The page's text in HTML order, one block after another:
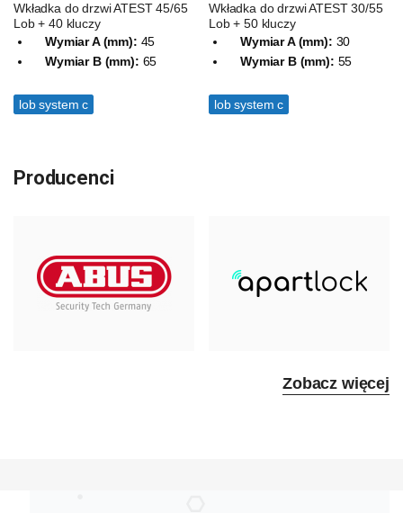
Wkładka do drzwi ATEST 45/65
Lob + 40 kluczy
Wymiar A (mm): 45
Wymiar B (mm): 65
lob system c
Wkładka do drzwi ATEST 30/55
Lob + 50 kluczy
Wymiar A (mm): 30
Wymiar B (mm): 55
lob system c
Producenci
Zobacz więcej